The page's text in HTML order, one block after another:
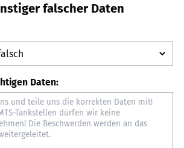
falscher Daten
Daten: